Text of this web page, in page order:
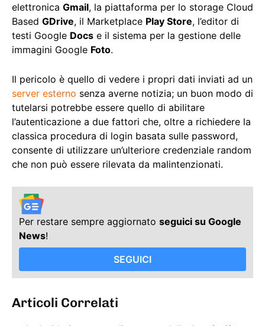
elettronica Gmail, la piattaforma per lo storage Cloud
Based GDrive, il Marketplace Play Store, l’editor di
testi Google Docs e il sistema per la gestione delle
immagini Google Foto.
Il pericolo è quello di vedere i propri dati inviati ad un
server esterno senza averne notizia; un buon modo di
tutelarsi potrebbe essere quello di abilitare
l’autenticazione a due fattori che, oltre a richiedere la
classica procedura di login basata sulle password,
consente di utilizzare un’ulteriore credenziale random
che non può essere rilevata da malintenzionati.
Per restare sempre aggiornato seguici su Google
News!
SEGUICI
Articoli Correlati